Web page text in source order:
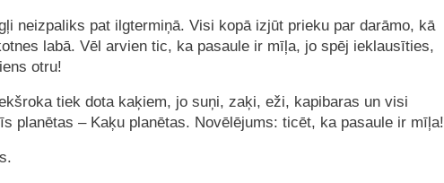
neizpaliks pat ilgtermiņā. Visi kopā izjūt prieku par darāmo, kā
labā. Vēl arvien tic, ka pasaule ir mīļa, jo spēj ieklausīties,
otru!
tiek dota kaķiem, jo suņi, zaķi, eži, kapibaras un visi
planētas – Kaķu planētas. Novēlējums: ticēt, ka pasaule ir mīļa!